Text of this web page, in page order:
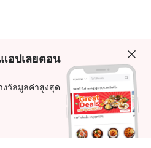
อปเลยตอน
งวัลมูลค่าสูงสุด